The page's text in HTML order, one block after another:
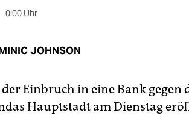
0:00 Uhr
JOHNSON
der Einbruch in eine Bank
Hauptstadt am Dienstag